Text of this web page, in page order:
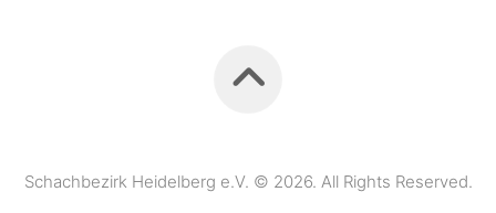
Schachbezirk Heidelberg e.V. © 2026. All Rights Reserved.